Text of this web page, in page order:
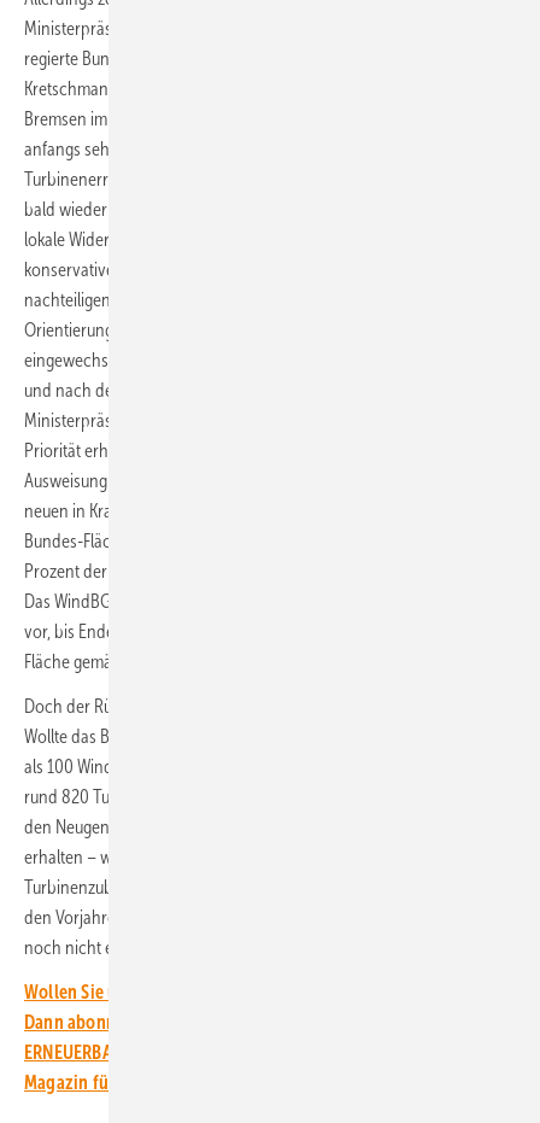
Ministerpräsidenten der Energiewendepartei Bündnis 90/Die Grünen
regierte Bundesland seit der Amtsübernahme durch Winfried
Kretschmann 2011 als wechselhaft. Hatte die Landespolitik die
Bremsen im langjährigen Schlusslichtland mit teilweise Null-Zubau
anfangs sehr langsam und behutsam gelockert, so dass die
Turbinenerrichtungen ab 2015 endlich klar anzogen, ließ sie die Zügel
bald wieder locker. Die Gründe waren vielfältig: Sowohl Rücksicht auf
lokale Widerstände von Ortsbevölkerung und Naturschützern sowie
konservative Regionalpolitik, als auch aufgrund des für Südländer
nachteiligen neuen Ausschreibungssystems ab 2018 oder der
Orientierung auf die Wählerschaft des mittlerweile anstelle der SPD
eingewechselten Koalitionspartners CDU. Erst im jüngsten Wahlkampf
und nach dem neuerlichen Bündnis mit der CDU sagte
Ministerpräsident Kretschmann an, dass nun Windkraft wieder mehr
Priorität erhalte. Das aus Stuttgart vorgegebene Landesziel zur
Ausweisung von Windkrafteignungsflächen sieht sogar vor, dass die
neuen in Kraft tretenden Regionalpläne schon jetzt das vom neuen
Bundes-Flächenbedarfsgesetz WindBG vorgegebene Ziel von 1,8
Prozent der Landesfläche in Baden-Württemberg erreichen sollen.
Das WindBG schreibt die 1,8 Prozent für „Bawü“ erst zum Jahr 2032
vor, bis Ende 2027 soll der Zwischenschritt zu einer ausgewiesenen
Fläche gemäß WindBG von 1,1 Prozent führen.
Doch der Rückstand zu den Landesausbauzielen ist inzwischen groß.
Wollte das Bundesland diese noch erreichen, müssten jährlich mehr
als 100 Windenergieanlagen hinzukommen. Derzeit stehen hier noch
rund 820 Turbinen. 2025 gab es aber nur 36 neue Anlagen. Und bei
den Neugenehmigungen haben nur mäßige 648 MW grünes Licht
erhalten – was wohl nicht viel mehr als der benötigten jährlichen
Turbinenzubauzahl entsprechen dürfte. Immerhin. Ein Aufholen der in
den Vorjahren angesammelten Zubaurückstände ist damit sicherlich
noch nicht erreichbar.
Wollen Sie über die Energiewende auf dem Laufenden bleiben?
Dann abonnieren Sie einfach den kostenlosen Newsletter von
ERNEUERBARE ENERGIEN – dem größten verbandsunabhängigen
Magazin für erneuerbare Energien in Deutschland!